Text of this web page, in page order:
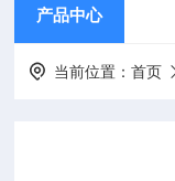
产品中心
当前位置：首页